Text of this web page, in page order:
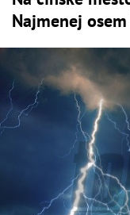
Najmenej